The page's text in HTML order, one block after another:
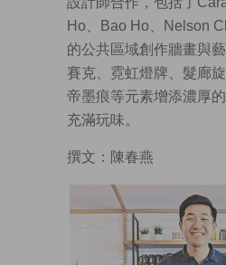
Ho、Bao Ho、Nelson
的公共區域創作牆畫與
賽克、霓虹燈牌、髮廊
帝墨痕等元素增添濃厚
充滿玩味。
撰文：陳春燕